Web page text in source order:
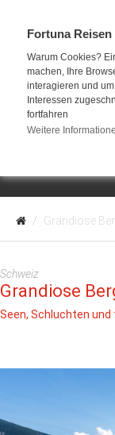
Fortuna
Warum Cookies?
machen, Ihre
interagieren und
Interessen
fortfahren
Weitere
Grandiose
Schweiz
Grandiose
Seen, Schluchten